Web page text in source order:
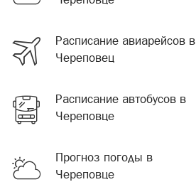
Расписание авиарейсов в
Череповец
Расписание автобусов в
Череповце
Прогноз погоды в
Череповце